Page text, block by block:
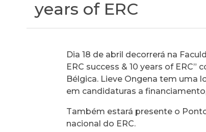
years of ERC
Dia 18 de abril decorrerá na
ERC success & 10 years of
Bélgica. Lieve Ongena tem uma
em candidaturas a
Também estará presente o
nacional do ERC.